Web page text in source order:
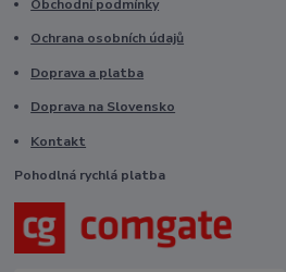
Obchodní podmínky
Ochrana osobních údajů
Doprava a platba
Doprava na Slovensko
Kontakt
Pohodlná rychlá platba